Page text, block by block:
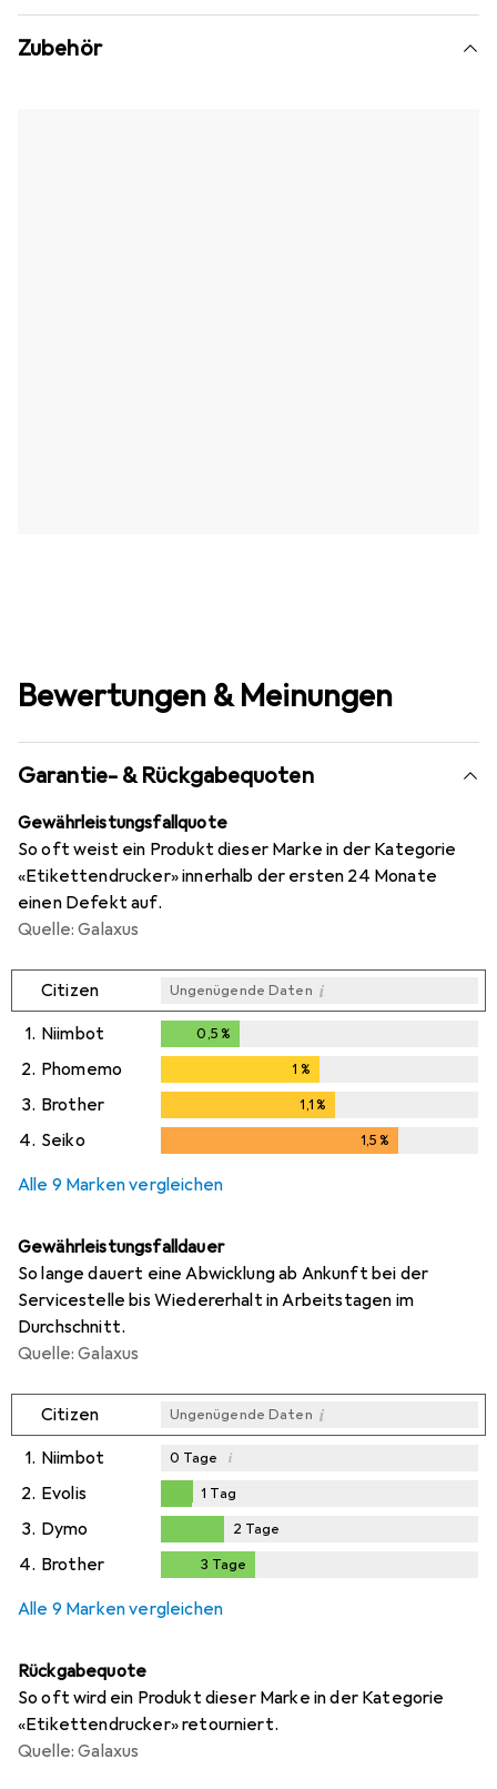
Zubehör
Bewertungen & Meinungen
Garantie- & Rückgabequoten
Gewährleistungsfallquote
So oft weist ein Produkt dieser Marke in der Kategorie
«Etikettendrucker» innerhalb der ersten 24 Monate
einen Defekt auf.
Quelle: Galaxus
Citizen Ungenügende Daten i
1. Niimbot 0,5 %
2. Phomemo 1 %
3. Brother 1,1%
4. Seiko 1,5%
Alle 9 Marken vergleichen
Gewährleistungsfalldauer
So lange dauert eine Abwicklung ab Ankunft bei der
Servicestelle bis Wiedererhalt in Arbeitstagen im
Durchschnitt.
Quelle: Galaxus
Citizen Ungenügende Daten i
1. Niimbot 0 Tage i
2. Evolis
Tag
1 Tag
3. Dymo
2Tage
2 Tage
4. Brother 3 Tage
Alle 9 Marken vergleichen
Rückgabequote
So oft wird ein Produkt dieser Marke in der Kategorie
«Etikettendrucker» retourniert.
Quelle: Galaxus